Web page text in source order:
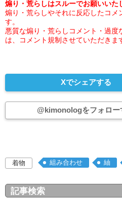
煽り・荒らしはスルーでお願いいた
煽り・荒らしやそれに反応したコメ
す。
悪質な煽り・荒らしコメント・過
は、コメント規制させていただきま
Xでシェアする
@kimonologをフォロー
着物 組み合わせ 紬
記事検索